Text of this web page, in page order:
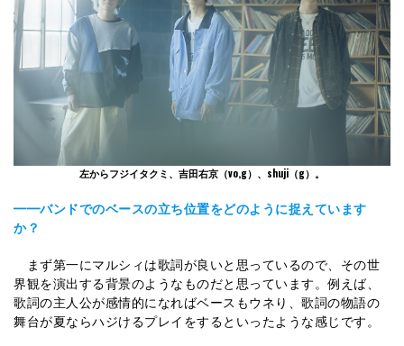
左からフジイタクミ、吉田右京（vo,g）、shuji（g）。
━━バンドでのベースの立ち位置をどのように捉えています
か？
まず第一にマルシィは歌詞が良いと思っているので、その世
界観を演出する背景のようなものだと思っています。例えば、
歌詞の主人公が感情的になればベースもウネり、歌詞の物語の
舞台が夏ならハジけるプレイをするといったような感じです。